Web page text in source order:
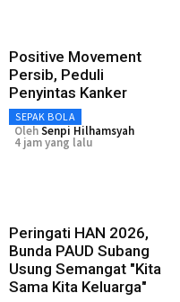
Positive Movement
Persib, Peduli
Penyintas Kanker
SEPAK BOLA
OlehSenpi Hilhamsyah
4 jam yang lalu
Peringati HAN 2026,
Bunda PAUD Subang
Usung Semangat "Kita
Sama Kita Keluarga"